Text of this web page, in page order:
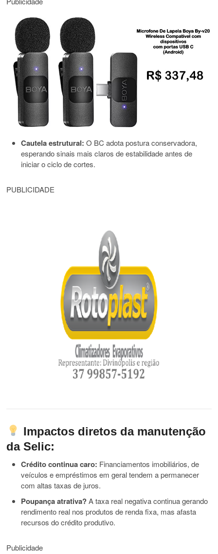
Cautela estrutural: O BC adota postura conservadora,
esperando sinais mais claros de estabilidade antes de
iniciar o ciclo de cortes.
PUBLICIDADE
Impactos diretos da manutenção
da Selic:
Crédito continua caro: Financiamentos imobiliários, de
veículos e empréstimos em geral tendem a permanecer
com altas taxas de juros.
Poupança atrativa?A taxa real negativa continua gerando
rendimento real nos produtos de renda fixa, mas afasta
recursos do crédito produtivo.
Publicidade